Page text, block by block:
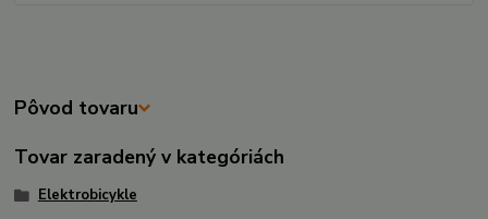
Pôvod tovaru
Tovar zaradený v kategóriách
Elektrobicykle